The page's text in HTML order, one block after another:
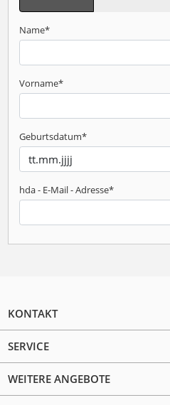
Name*
Vorname*
Geburtsdatum*
hda - E-Mail - Adresse*
KONTAKT
SERVICE
WEITERE ANGEBOTE